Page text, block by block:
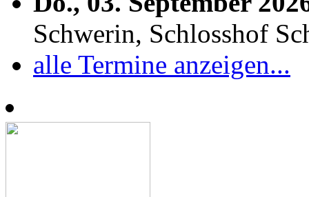
Schwerin, Schlosshof
alle Termine anzeigen...